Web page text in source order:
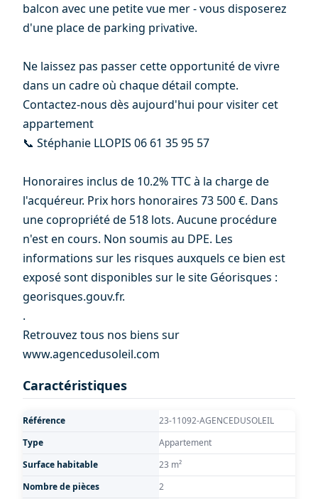
balcon avec une petite vue mer - vous disposerez
d'une place de parking privative.
Ne laissez pas passer cette opportunité de vivre
dans un cadre où chaque détail compte.
Contactez-nous dès aujourd'hui pour visiter cet
appartement
📞 Stéphanie LLOPIS 06 61 35 95 57
Honoraires inclus de 10.2% TTC à la charge de
l'acquéreur. Prix hors honoraires 73 500 €. Dans
une copropriété de 518 lots. Aucune procédure
n'est en cours. Non soumis au DPE. Les
informations sur les risques auxquels ce bien est
exposé sont disponibles sur le site Géorisques :
georisques.gouv.fr.
.
Retrouvez tous nos biens sur
www.agencedusoleil.com
Caractéristiques
Référence
23-11092-AGENCEDUSOLEIL
Type
Appartement
Surface habitable
23 m²
Nombre de pièces
2